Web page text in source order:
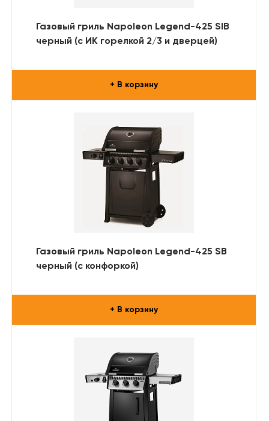
Газовый гриль Napoleon Legend-425 SIB
черный (с ИК горелкой 2/3 и дверцей)
+ В корзину
Газовый гриль Napoleon Legend-425 SB
черный (с конфоркой)
+ В корзину